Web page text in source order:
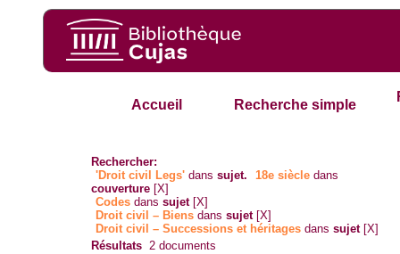
Accueil Recherche simple
Rechercher:
'Droit civil Legs' danssujet. 18e siècle dans
couverture [X]
Codes danssujet [X]
Droit civil – Biens danssujet [X]
Droit civil – Successions et héritages danssujet [X]
Résultats 2 documents